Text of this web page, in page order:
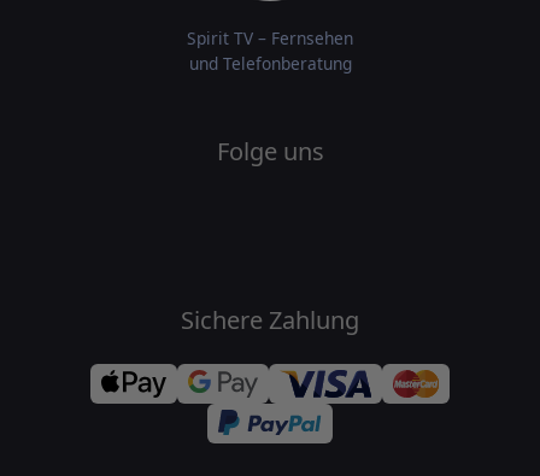
Spirit TV – Fernsehen
und Telefonberatung
Folge uns
Sichere Zahlung